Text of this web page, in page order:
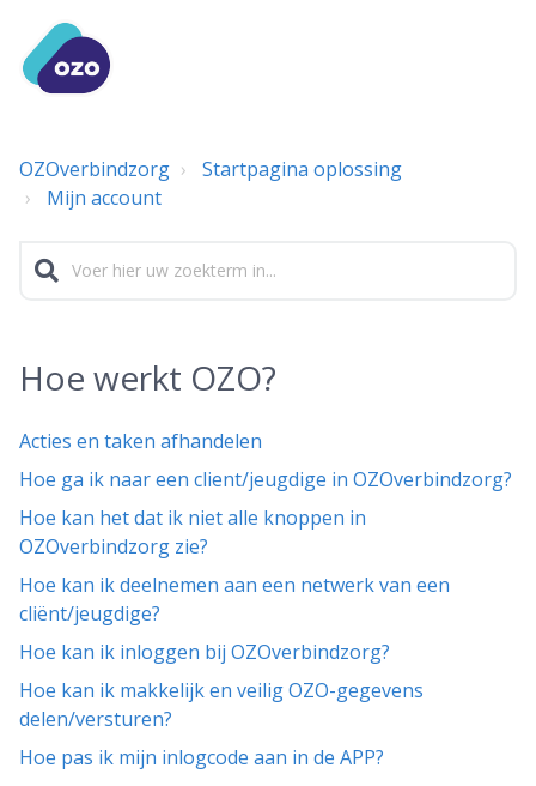
OZOverbindzorg
Startpagina oplossing
Mijn account
Hoe werkt OZO?
Acties en taken afhandelen
Hoe ga ik naar een client/jeugdige in OZOverbindzorg?
Hoe kan het dat ik niet alle knoppen in
OZOverbindzorg zie?
Hoe kan ik deelnemen aan een netwerk van een
cliënt/jeugdige?
Hoe kan ik inloggen bij OZOverbindzorg?
Hoe kan ik makkelijk en veilig OZO-gegevens
delen/versturen?
Hoe pas ik mijn inlogcode aan in de APP?